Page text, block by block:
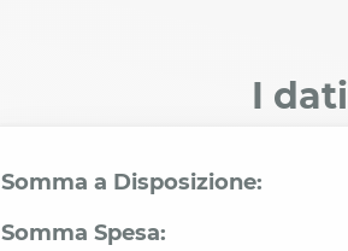
I dati
Somma a Disposizione:
Somma Spesa: